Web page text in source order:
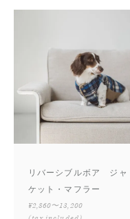
リバーシブルボア ジャ
ケット・マフラー
¥2,860〜13,200